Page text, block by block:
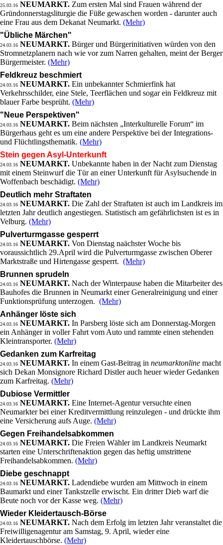
25.03.16 NEUMARKT. Zum ersten Mal sind Frauen während der
Gründonnerstagsliturgie die Füße gewaschen worden - darunter auch
eine Frau aus dem Dekanat Neumarkt. (Mehr)
"Übliche Märchen"
24.03.16 NEUMARKT. Bürger und Bürgerinitiativen würden von den
Stromnetzplanern nach wie vor zum Narren gehalten, meint der Berger
Bürgermeister. (Mehr)
Feldkreuz beschmiert
24.03.16 NEUMARKT. Ein unbekannter Schmierfink hat
Verkehrsschilder, eine Stele, Teerflächen und sogar ein Feldkreuz mit
blauer Farbe besprüht. (Mehr)
"Neue Perspektiven"
24.03.16 NEUMARKT. Beim nächsten „Interkulturelle Forum“ im
Bürgerhaus geht es um eine andere Perspektive bei der Integrations-
und Flüchtlingsthematik. (Mehr)
Stein gegen Asyl-Unterkunft
24.03.16 NEUMARKT. Unbekannte haben in der Nacht zum Dienstag
mit einem Steinwurf die Tür an einer Unterkunft für Asylsuchende in
Woffenbach beschädigt. (Mehr)
Deutlich mehr Straftaten
24.03.16 NEUMARKT. Die Zahl der Straftaten ist auch im Landkreis im
letzten Jahr deutlich angestiegen. Statistisch am gefährlichsten ist es in
Velburg. (Mehr)
Pulverturmgasse gesperrt
24.03.16 NEUMARKT. Von Dienstag naächster Woche bis
voraussichtlich 29.April wird die Pulverturmgasse zwischen Oberer
Marktstraße und Hirtengasse gesperrt. (Mehr)
Brunnen sprudeln
24.03.16 NEUMARKT. Nach der Winterpause haben die Mitarbeiter des
Bauhofes die Brunnen in Neumarkt einer Generalreinigung und einer
Funktionsprüfung unterzogen. (Mehr)
Anhänger löste sich
24.03.16 NEUMARKT. In Parsberg löste sich am Donnerstag-Morgen
ein Anhänger in voller Fahrt vom Auto und rammte einen stehenden
Kleintransporter. (Mehr)
Gedanken zum Karfreitag
24.03.16 NEUMARKT. In einem Gast-Beitrag in neumarktonline macht
sich Dekan Monsignore Richard Distler auch heuer wieder Gedanken
zum Karfreitag. (Mehr)
Dubiose Vermittler
24.03.16 NEUMARKT. Eine Internet-Agentur versuchte einen
Neumarkter bei einer Kreditvermittlung reinzulegen - und drückte ihm
eine Versicherung aufs Auge. (Mehr)
Gegen Freihandelsabkommen
24.03.16 NEUMARKT. Die Freien Wähler im Landkreis Neumarkt
starten eine Unterschriftenaktion gegen das heftig umstrittene
Freihandelsabkommen. (Mehr)
Diebe geschnappt
24.03.16 NEUMARKT. Ladendiebe wurden am Mittwoch in einem
Baumarkt und einer Tankstzelle erwischt. Ein dritter Dieb warf die
Beute noch vor der Kasse weg. (Mehr)
Wieder Kleidertausch-Börse
24.03.16 NEUMARKT. Nach dem Erfolg im letzten Jahr veranstaltet die
Freiwilligenagentur am Samstag, 9. April, wieder eine
Kleidertauschbörse. (Mehr)